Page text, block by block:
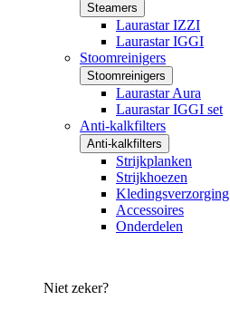
Steamers
Laurastar IZZI
Laurastar IGGI
Stoomreinigers
Stoomreinigers
Laurastar Aura
Laurastar IGGI set
Anti-kalkfilters
Anti-kalkfilters
Strijkplanken
Strijkhoezen
Kledingsverzorging
Accessoires
Onderdelen
Niet zeker?